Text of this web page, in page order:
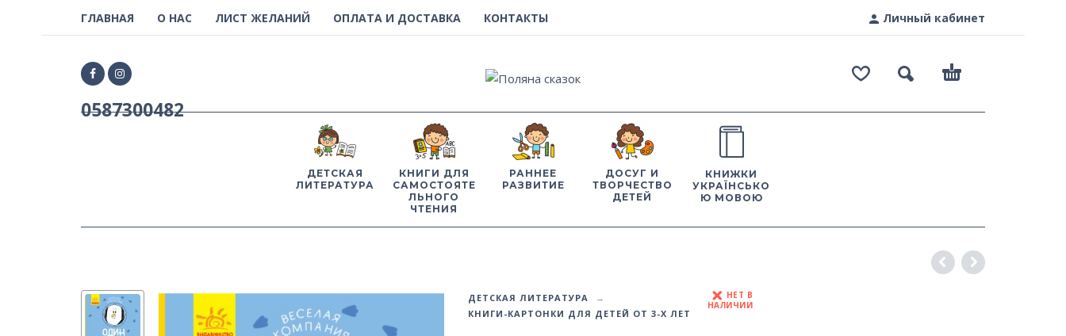
Личный кабинет
ГЛАВНАЯ О НАС ЛИСТ ЖЕЛАНИЙ ОПЛАТА И ДОСТАВКА КОНТАКТЫ
0587300482
ДЕТСКАЯ
ЛИТЕРАТУРА
КНИГИ ДЛЯ
САМОСТОЯТЕ
ЛЬНОГО
ЧТЕНИЯ
РАННЕЕ
РАЗВИТИЕ
ДОСУГ И
ТВОРЧЕСТВО
ДЕТЕЙ
КНИЖКИ
УКРАЇНСЬКО
Ю МОВОЮ
ДЕТСКАЯ ЛИТЕРАТУРА
КНИГИ-КАРТОНКИ ДЛЯ ДЕТЕЙ ОТ 3-Х ЛЕТ
НЕТ В
НАЛИЧИИ